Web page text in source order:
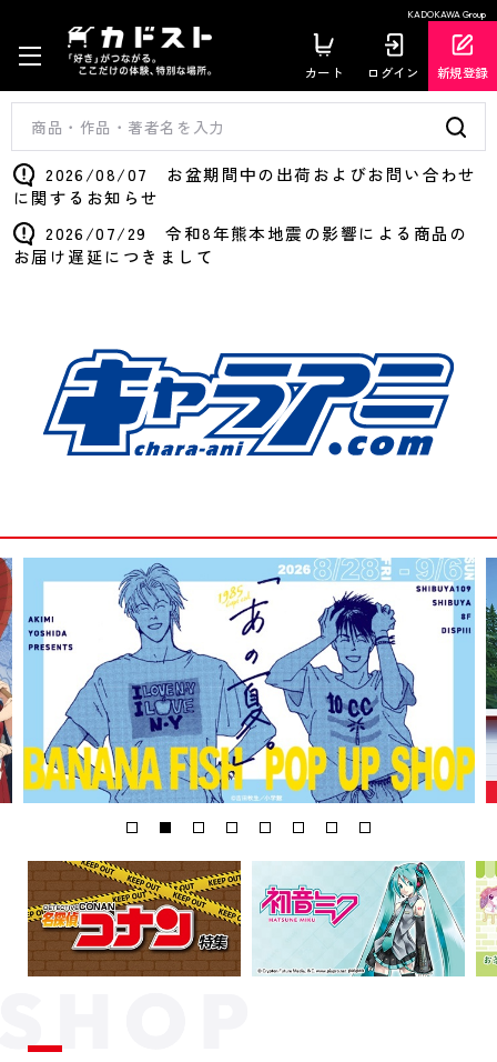
KADOKAWA Group
カート ログイン 新規登録
2026/08/07 お盆期間中の出荷およびお問い合わせ
に関するお知らせ
2026/07/29 令和8年熊本地震の影響による商品の
お届け遅延につきまして